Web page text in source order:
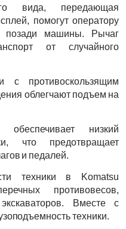
вида, передающая
помогут оператору
позади машины. Рычаг
от случайного
с противоскользящим
облегчают подъем на
обеспечивает низкий
что предотвращает
и педалей.
техники в Komatsu
противовесов,
Вместе с
техники.